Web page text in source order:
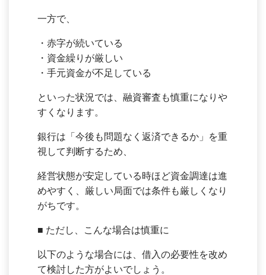
一方で、
・赤字が続いている
・資金繰りが厳しい
・手元資金が不足している
といった状況では、融資審査も慎重になりや
すくなります。
銀行は「今後も問題なく返済できるか」を重
視して判断するため、
経営状態が安定している時ほど資金調達は進
めやすく、厳しい局面では条件も厳しくなり
がちです。
■ ただし、こんな場合は慎重に
以下のような場合には、借入の必要性を改め
て検討した方がよいでしょう。